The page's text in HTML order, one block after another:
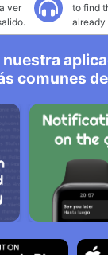
ver
to find
already
comunes